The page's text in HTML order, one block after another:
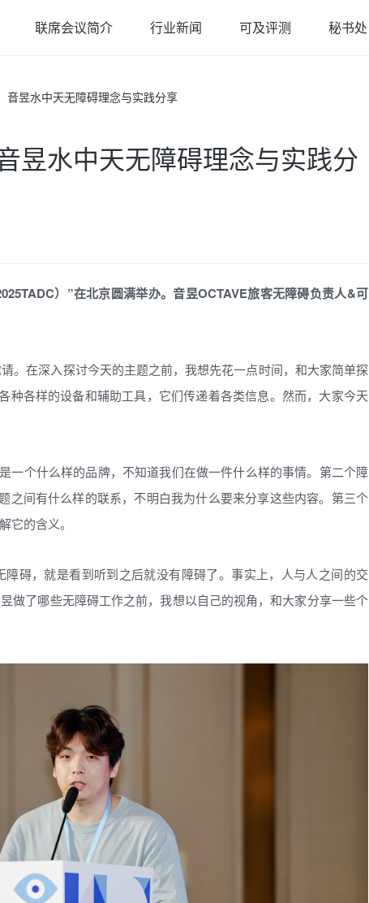
联席会议简介 行业新闻 可及评测 秘书处
音昱水中天无障碍理念与实践分享
昱水中天无障碍理念与实践分
）”在北京圆满举办。音昱OCTAVE旅客无障碍负责人&可
。在深入探讨今天的主题之前，我想先花一点时间，和大家简单探
种各样的设备和辅助工具，它们传递着各类信息。然而，大家今天
一个什么样的品牌，不知道我们在做一件什么样的事情。第二个障
之间有什么样的联系，不明白我为什么要来分享这些内容。第三个
它的含义。
碍，就是看到听到之后就没有障碍了。事实上，人与人之间的交
做了哪些无障碍工作之前，我想以自己的视角，和大家分享一些个